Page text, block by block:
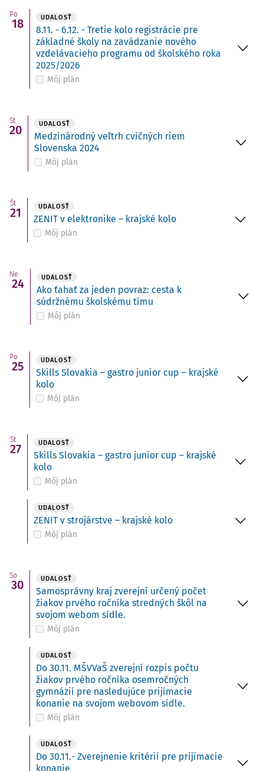
Po
18 UDALOSŤ
8.11. - 6.12. - Tretie kolo registrácie pre
základné školy na zavádzanie nového
vzdelávacieho programu od školského roka
2025/2026
Môj plán
St
20 UDALOSŤ
Medzinárodný veľtrh cvičných riem
Slovenska 2024
Môj plán
Št
21 UDALOSŤ
ZENIT v elektronike – krajské kolo
Môj plán
Ne
24 UDALOSŤ
Ako ťahať za jeden povraz: cesta k
súdržnému školskému tímu
Môj plán
Po
25 UDALOSŤ
Skills Slovakia – gastro junior cup – krajské
kolo
Môj plán
St
27 UDALOSŤ
Skills Slovakia – gastro junior cup – krajské
kolo
Môj plán
UDALOSŤ
ZENIT v strojárstve – krajské kolo
Môj plán
So
30 UDALOSŤ
Samosprávny kraj zverejní určený počet
žiakov prvého ročníka stredných škôl na
svojom webom sídle.
Môj plán
UDALOSŤ
Do 30.11. MŠVVaŠ zverejní rozpis počtu
žiakov prvého ročníka osemročných
gymnázií pre nasledujúce prijímacie
konanie na svojom webovom sídle.
Môj plán
UDALOSŤ
Do 30.11.- Zverejnenie kritérií pre prijímacie
konanie